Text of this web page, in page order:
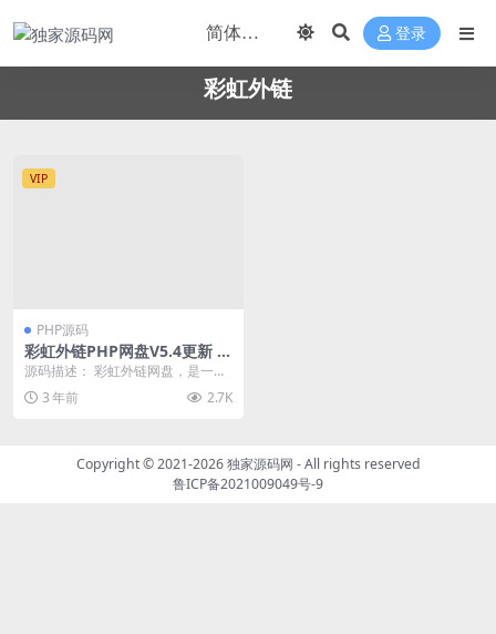
登录
彩虹外链
VIP
PHP源码
彩虹外链PHP网盘V5.4更新 新
增用户系统与分块上传
源码描述： 彩虹外链网盘，是一款
PHP网盘与外链分享程序，支持所
有格式文件的上传...
3 年前 2.7K
Copyright © 2021-2026独家源码网 - All rights reserved
鲁ICP备2021009049号-9